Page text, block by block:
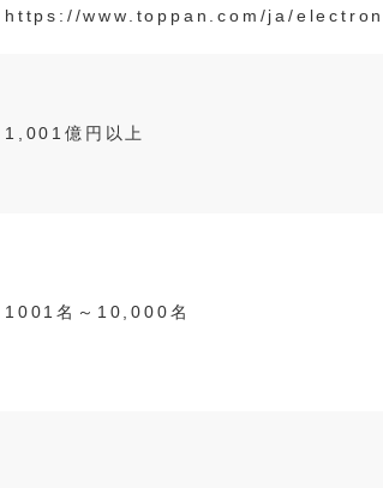
https://www.toppan.com/ja/
1,001億円以上
1001名～10,000名